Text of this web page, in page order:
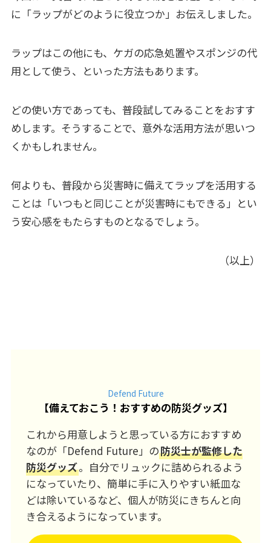
に「ラップがどのように役立つか」お伝えしました。
ラップはこの他にも、ケガの応急処置やスポンジの代
用として使う、といった方法もあります。
どの使い方であっても、普段試してみることをおすす
めします。そうすることで、意外な活用方法が思いつ
くかもしれません。
何よりも、普段から災害時に備えてラップを活用する
ことは「いつもと同じことが災害時にもできる」とい
う安心感をもたらすものとなるでしょう。
（以上）
Defend Future
【備えておこう！おすすめの防災グッズ】
これから用意しようと思っている方におすすめ
なのが「Defend Future」の防災士が監修した
防災グッズ。自分でリュックに詰められるよう
になっていたり、簡単に手に入りやすい紙皿な
どは除いているなど、個人が防災にきちんと向
き合えるようになっています。